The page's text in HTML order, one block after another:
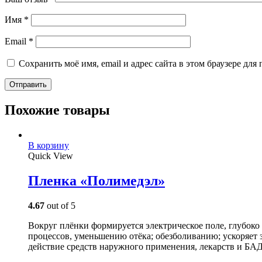
Имя *
Email *
Сохранить моё имя, email и адрес сайта в этом браузере
Похожие товары
В корзину
Quick View
Пленка «Полимедэл»
4.67 out of 5
Вокруг плёнки формируется электрическое поле,
процессов, уменьшению отёка; обезболиванию;
действие средств наружного применения, лекарств и